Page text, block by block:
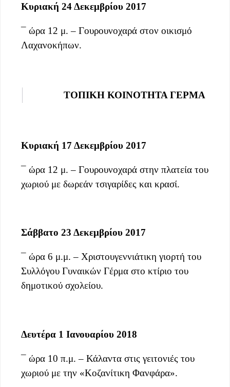
Κυριακή 24 Δεκεμβρίου 2017
¯ ώρα 12 μ. – Γουρουνοχαρά στον οικισμό
Λαχανοκήπων.
ΤΟΠΙΚΗ ΚΟΙΝΟΤΗΤΑ ΓΕΡΜΑ
Κυριακή 17 Δεκεμβρίου 2017
¯ ώρα 12 μ. – Γουρουνοχαρά στην πλατεία του
χωριού με δωρεάν τσιγαρίδες και κρασί.
Σάββατο 23 Δεκεμβρίου 2017
¯ ώρα 6 μ.μ. – Χριστουγεννιάτικη γιορτή του
Συλλόγου Γυναικών Γέρμα στο κτίριο του
δημοτικού σχολείου.
Δευτέρα 1 Ιανουαρίου 2018
¯ ώρα 10 π.μ. – Κάλαντα στις γειτονιές του
χωριού με την «Κοζανίτικη Φανφάρα».